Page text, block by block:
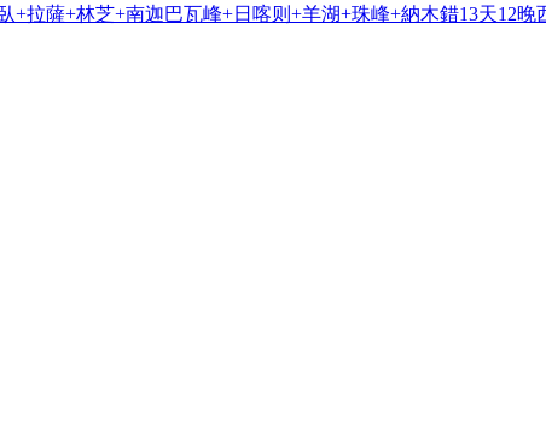
+拉薩+林芝+南迦巴瓦峰+日喀则+羊湖+珠峰+納木錯13天12晚